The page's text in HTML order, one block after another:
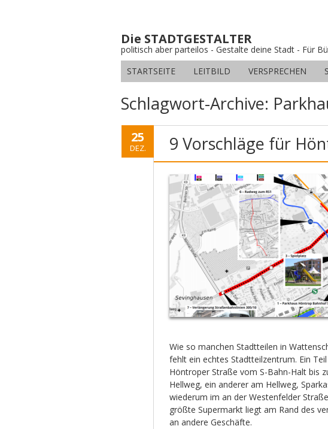
Die STADTGESTALTER
politisch aber parteilos - Gestalte deine Stadt - Für
STARTSEITE
LEITBILD VERSPRECHEN
Schlagwort-Archive:
25
DEZ. 9 Vorschläge für
Wie so manchen Stadtteilen in
fehlt ein echtes Stadtteilzentrum. Ein
Höntroper Straße vom S-Bahn-Halt bis
Hellweg, ein anderer am Hellweg,
wiederum im an der Westenfelder
größte Supermarkt liegt am Rand des
an andere Geschäfte.